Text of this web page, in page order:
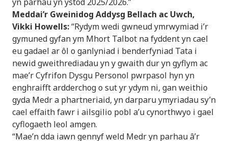
Meddai’r Gweinidog Addysg Bellach ac Uwch,
Vikki Howells:“Rydym wedi gwneud ymrwymiad i’r
gymuned gyfan ym Mhort Talbot na fyddent yn cael
eu gadael ar ôl o ganlyniad i benderfyniad Tata i
newid gweithrediadau yn y gwaith dur yn gyflym ac
mae’r Cyfrifon Dysgu Personol pwrpasol hyn yn
enghraifft ardderchog o sut yr ydym ni, gan weithio
gyda Medr a phartneriaid, yn darparu ymyriadau sy’n
cael effaith fawr i ailsgilio pobl a’u cynorthwyo i gael
cyflogaeth leol amgen.
“Mae’n dda iawn gennyf weld Medr yn parhau â’r